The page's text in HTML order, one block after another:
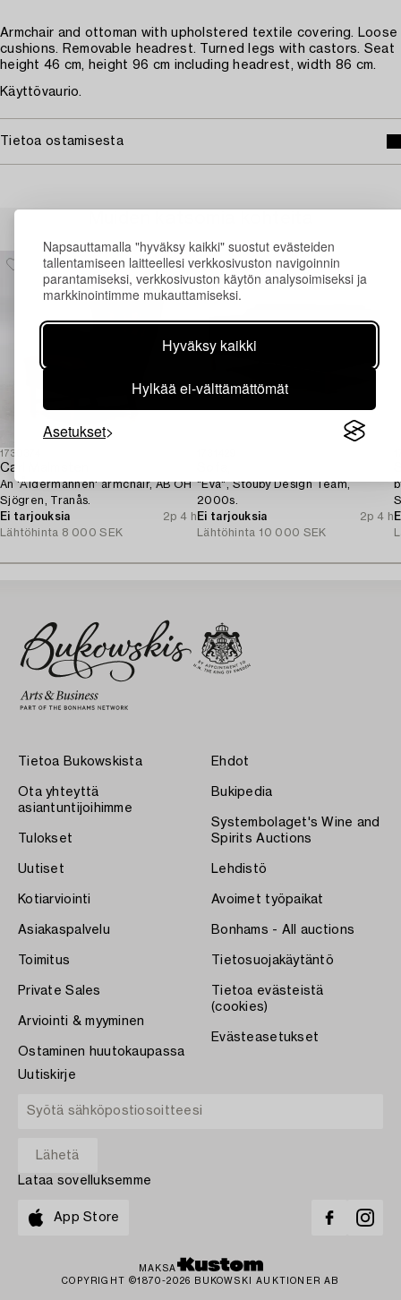
Napsauttamalla "hyväksy kaikki" suostut evästeiden
tallentamiseen laitteellesi verkkosivuston navigoinnin
parantamiseksi, verkkosivuston käytön analysoimiseksi ja
markkinointimme mukauttamiseksi.
Hyväksy kaikki
Hylkää ei-välttämättömät
Asetukset
Armchair and ottoman with upholstered textile covering. Loose
cushions. Removable headrest. Turned legs with castors. Seat
height 46 cm, height 96 cm including headrest, width 86 cm.
Käyttövaurio.
Tietoa ostamisesta
1730374
Carl Malmsten
An 'Åldermannen' armchair, AB OH
Sjögren, Tranås.
Ei tarjouksia
2p 4 h
Lähtöhinta 8 000 SEK
"Eva", Stouby Design Team,
2000s.
Ei tarjouksia
2p 4 h
Lähtöhinta 10 000 SEK
Tietoa Bukowskista
Ota yhteyttä
asiantuntijoihimme
Tulokset
Uutiset
Kotiarviointi
Asiakaspalvelu
Toimitus
Private Sales
Arviointi & myyminen
Ostaminen huutokaupassa
Ehdot
Bukipedia
Systembolaget's Wine and
Spirits Auctions
Lehdistö
Avoimet työpaikat
Bonhams - All auctions
Tietosuojakäytäntö
Tietoa evästeistä
(cookies)
Evästeasetukset
Uutiskirje
Lataa sovelluksemme
App Store
MAKSA
COPYRIGHT ©1870-2026 BUKOWSKI AUKTIONER AB